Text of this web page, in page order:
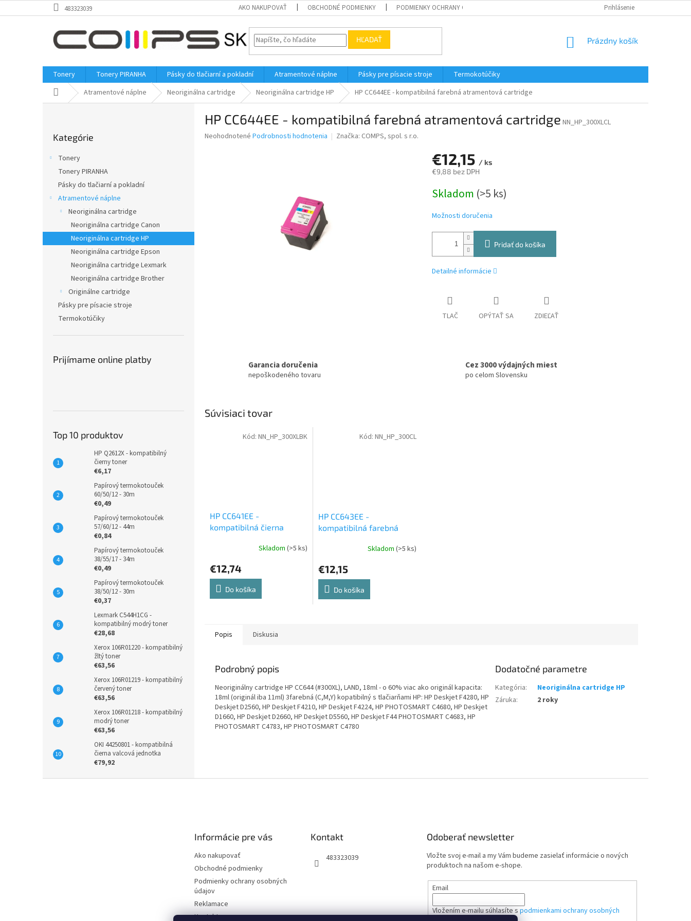
na
483323039 AKO NAKUPOVAŤ OBCHODNÉ PODMIENKY PODMIENKY OCHRANY OSOBNÝCH ÚDAJOV KONTAKTY
Prihlásenie
HĽADAŤ
NÁKUPNÝ
Prázdny košík
Tonery Tonery PIRANHA Pásky do tlačiarní a pokladní Atramentové náplne Pásky pre písacie stroje
Termokotúčiky
DomovAtramentové náplne Neoriginálna cartridge Neoriginálna cartridge HP HP CC644EE - kompatibilná farebná atramentová cartridge
kategórie
Kategórie
Tonery
Tonery PIRANHA
Pásky do tlačiarní a pokladní
Atramentové náplne
Neoriginálna cartridge
Neoriginálna cartridge Canon
Neoriginálna cartridge HP
Neoriginálna cartridge Epson
Neoriginálna cartridge Lexmark
Neoriginálna cartridge Brother
Originálne cartridge
Pásky pre písacie stroje
Termokotúčiky
Prijímame online platby
Top 10 produktov
HP Q2612X - kompatibilný
čierny toner
€6,17
Papírový termokotouček
60/50/12 - 30m
€0,49
Papírový termokotouček
57/60/12 - 44m
€0,84
Papírový termokotouček
38/55/17 - 34m
€0,49
Papírový termokotouček
38/50/12 - 30m
€0,37
Lexmark C544H1CG -
kompatibilný modrý toner
€28,68
Xerox 106R01220 - kompatibilný
žltý toner
€63,56
Xerox 106R01219 - kompatibilný
červený toner
€63,56
Xerox 106R01218 - kompatibilný
modrý toner
€63,56
OKI 44250801 - kompatibilná
čierna valcová jednotka
€79,92
HP CC644EE - kompatibilná farebná atramentová cartridge NN_HP_300XLCL
Priemerné
Neohodnotené Podrobnosti hodnotenia Značka: COMPS, spol. s r.o.
€12,15 / ks
€9,88 bez DPH
cena:
Skladom (>5 ks)
Možnosti doručenia
Pridať do košíka
Detailné informácie
TLAČ OPÝTAŤ SA ZDIEĽAŤ
Garancia doručenia
nepoškodeného tovaru
Cez 3000 výdajných miest
po celom Slovensku
Súvisiaci tovar
HP CC641EE -
kompatibilná čierna
Skladom (>5 ks)
€12,74
Do košíka
Kód: NN_HP_300XLBK
HP CC643EE -
kompatibilná farebná
Skladom (>5 ks)
€12,15
Do košíka
Kód: NN_HP_300CL
Popis Diskusia
Podrobný popis
Neoriginálny cartridge HP CC644 (#300XL), LAND, 18ml - o 60% viac ako originál kapacita:
18ml (originál iba 11ml) 3farebná (C,M,Y) kopatibilný s tlačiarňami HP: HP Deskjet F4280, HP
Deskjet D2560, HP Deskjet F4210, HP Deskjet F4224, HP PHOTOSMART C4680, HP Deskjet
D1660, HP Deskjet D2660, HP Deskjet D5560, HP Deskjet F44 PHOTOSMART C4683, HP
PHOTOSMART C4783, HP PHOTOSMART C4780
Dodatočné parametre
Kategória:
Neoriginálna cartridge HP
Záruka: 2 roky
Informácie pre vás
Ako nakupovať
Obchodné podmienky
Podmienky ochrany osobných
údajov
Reklamace
Kontakty
Kontakt
483323039
Odoberať newsletter
Vložte svoj e-mail a my Vám budeme zasielať informácie o nových
produktoch na našom e-shope.
Email
Vložením e-mailu súhlasíte spodmienkami ochrany osobných